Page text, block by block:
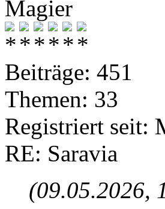
Magier
Beiträge: 451
Themen: 33
Registriert seit:
RE: Saravia
(09.05.2026,